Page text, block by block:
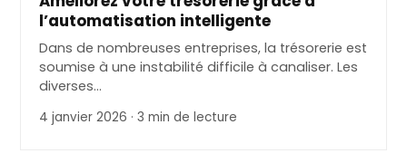
l’automatisation intelligente
Dans de nombreuses entreprises, la trésorerie est
soumise à une instabilité difficile à canaliser. Les
diverses…
4 janvier 2026 · 3 min de lecture